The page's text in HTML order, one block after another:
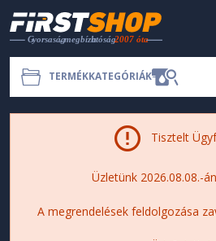
TERMÉKKATEGÓRIÁK
Tisztelt
Üzletünk 2026.08.08.-
A megrendelések feldolgozása